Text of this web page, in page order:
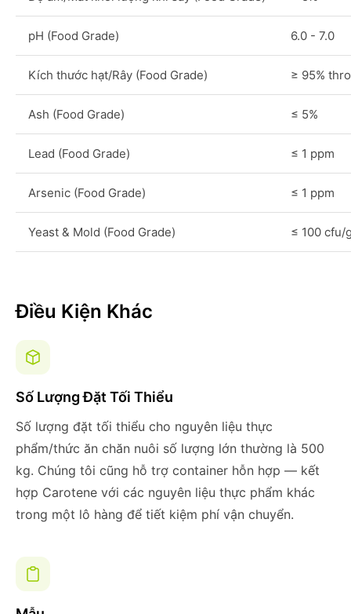
pH (Food Grade) 6.0 - 7.0
Kích thước hạt/Rây (Food Grade) ≥ 95%
Ash (Food Grade) ≤ 5%
Lead (Food Grade) ≤ 1 ppm
Arsenic (Food Grade) ≤ 1 ppm
Yeast & Mold (Food Grade) ≤ 100 cfu/
Điều Kiện Khác
Số Lượng Đặt Tối Thiểu
Số lượng đặt tối thiểu cho nguyên liệu thực
phẩm/thức ăn chăn nuôi số lượng lớn thường là 500
kg. Chúng tôi cũng hỗ trợ container hỗn hợp — kết
hợp Carotene với các nguyên liệu thực phẩm khác
trong một lô hàng để tiết kiệm phí vận chuyển.